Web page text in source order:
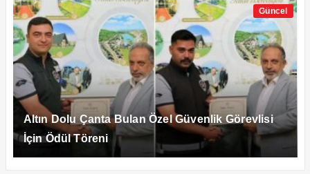
Güncel
Altın Dolu Çanta Bulan Özel Güvenlik Görevlisi
İçin Ödül Töreni